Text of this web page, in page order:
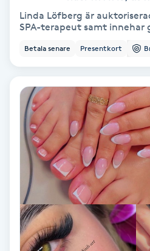
Cryoterapi
Dermapen
Diamantslipning
Enzympeeling
Extensions
Linda Löfberg är
SPA-terapeut samt innehar
Betala senare Presentkort